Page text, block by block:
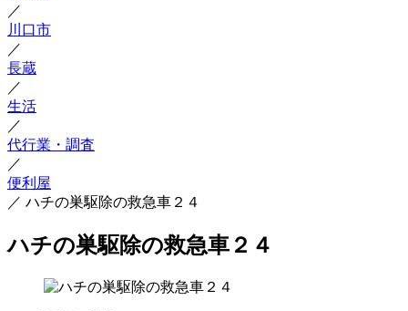
／
川口市
／
長蔵
／
生活
／
代行業・調査
／
便利屋
／ ハチの巣駆除の救急車２４
ハチの巣駆除の救急車２４